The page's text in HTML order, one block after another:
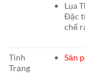
Lụa
Đặc
chế
Tình
Trạng
Sản